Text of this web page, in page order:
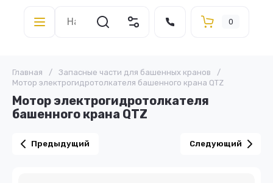
0
Главная / Запасные части для башенных кранов
/
Мотор электрогидротолкателя башенного крана QTZ
Мотор электрогидротолкателя
башенного крана QTZ
Предыдущий Следующий